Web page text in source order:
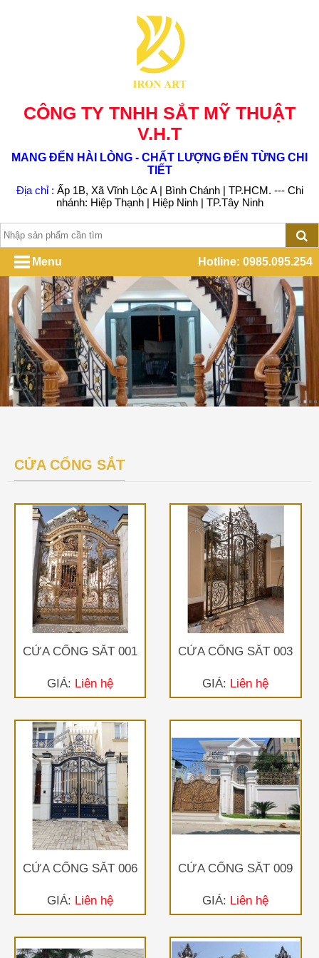
CÔNG TY TNHH SẮT MỸ THUẬT
V.H.T
MANG ĐẾN HÀI LÒNG - CHẤT LƯỢNG ĐẾN TỪNG CHI
TIẾT
Địa chỉ : Ấp 1B, Xã Vĩnh Lộc A | Bình Chánh | TP.HCM. --- Chi
nhánh: Hiệp Thạnh | Hiệp Ninh | TP.Tây Ninh
Menu Hotline: 0985.095.254
CỬA CỔNG SẮT
CỬA CỔNG SẮT 001
GIÁ: Liên hệ
CỬA CỔNG SẮT 003
GIÁ: Liên hệ
CỬA CỔNG SẮT 006
GIÁ: Liên hệ
CỬA CỔNG SẮT 009
GIÁ: Liên hệ